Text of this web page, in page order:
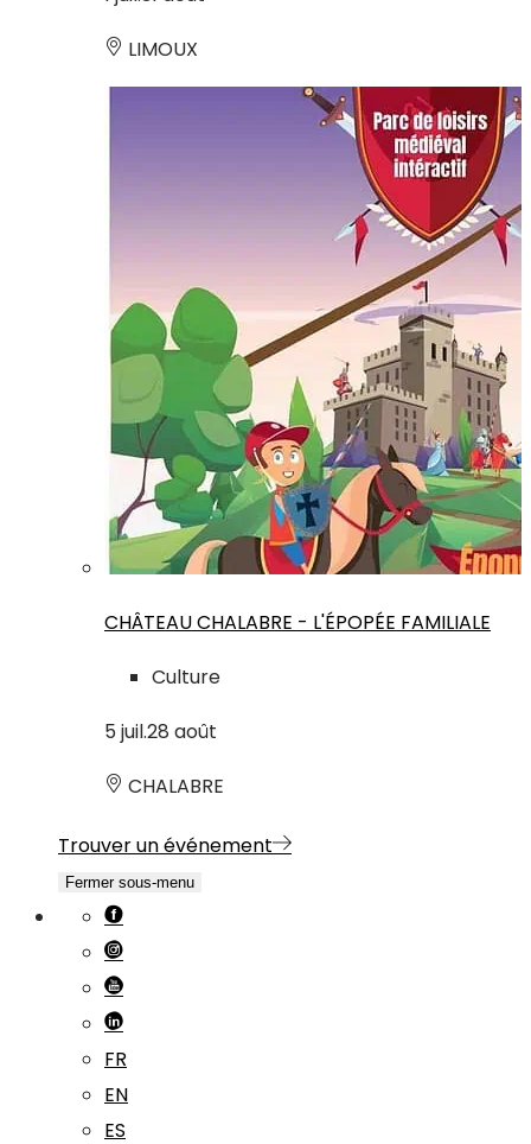
LIMOUX
CHÂTEAU CHALABRE - L'ÉPOPÉE FAMILIALE
Culture
5 juil.28 août
CHALABRE
Trouver un événement
Fermer sous-menu
FR
EN
ES